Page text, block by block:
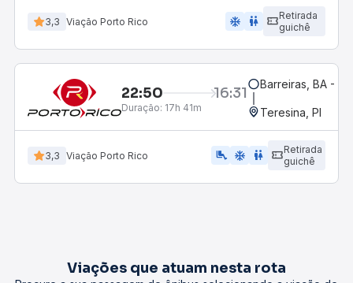
3,3 Viação Porto Rico ac_unit wc
Retirada
guichê
22:50 16:31
Duração: 17h 41m
Barreiras, BA -
Teresina, PI
3,3 Viação Porto Rico airline_seat_legroom_extra ac_unit wc
Retirada
guichê
Viações que atuam nesta rota